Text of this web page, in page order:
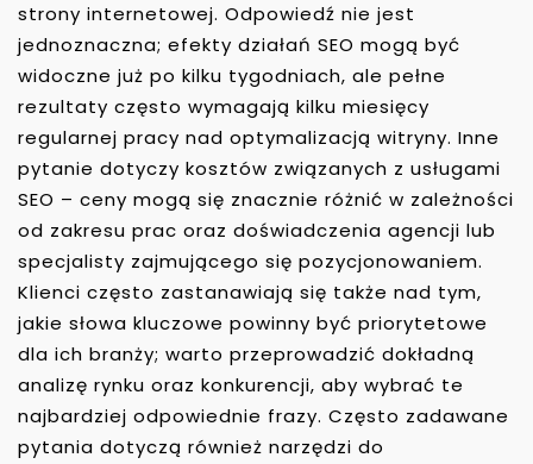
strony internetowej. Odpowiedź nie jest
jednoznaczna; efekty działań SEO mogą być
widoczne już po kilku tygodniach, ale pełne
rezultaty często wymagają kilku miesięcy
regularnej pracy nad optymalizacją witryny. Inne
pytanie dotyczy kosztów związanych z usługami
SEO – ceny mogą się znacznie różnić w zależności
od zakresu prac oraz doświadczenia agencji lub
specjalisty zajmującego się pozycjonowaniem.
Klienci często zastanawiają się także nad tym,
jakie słowa kluczowe powinny być priorytetowe
dla ich branży; warto przeprowadzić dokładną
analizę rynku oraz konkurencji, aby wybrać te
najbardziej odpowiednie frazy. Często zadawane
pytania dotyczą również narzędzi do